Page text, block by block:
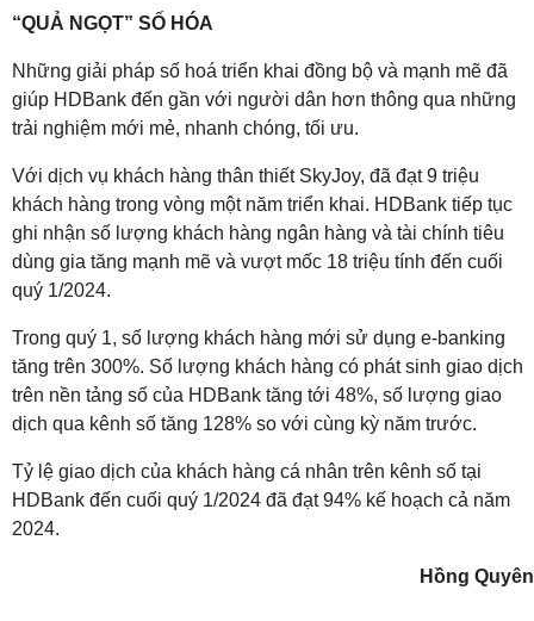
“QUẢ NGỌT” SỐ HÓA
Những giải pháp số hoá triển khai đồng bộ và mạnh mẽ đã
giúp HDBank đến gần với người dân hơn thông qua những
trải nghiệm mới mẻ, nhanh chóng, tối ưu.
Với dịch vụ khách hàng thân thiết SkyJoy, đã đạt 9 triệu
khách hàng trong vòng một năm triển khai. HDBank tiếp tục
ghi nhận số lượng khách hàng ngân hàng và tài chính tiêu
dùng gia tăng mạnh mẽ và vượt mốc 18 triệu tính đến cuối
quý 1/2024.
Trong quý 1, số lượng khách hàng mới sử dụng e-banking
tăng trên 300%. Số lượng khách hàng có phát sinh giao dịch
trên nền tảng số của HDBank tăng tới 48%, số lượng giao
dịch qua kênh số tăng 128% so với cùng kỳ năm trước.
Tỷ lệ giao dịch của khách hàng cá nhân trên kênh số tại
HDBank đến cuối quý 1/2024 đã đạt 94% kế hoạch cả năm
2024.
Hồng Quyên